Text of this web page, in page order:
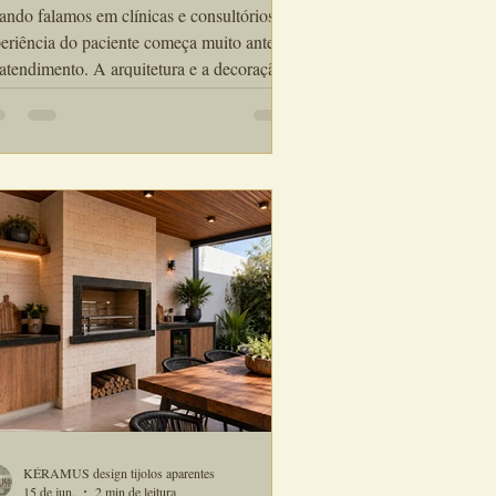
falamos em clínicas e consultórios, a
do paciente começa muito antes
A arquitetura e a decoração
diretamente a sensação de
de revestimento para clínicas e
por arquitetos e designers que
criar espaços sofisticados,
e visualmente acolhedores...
KÉRAMUS design tijolos aparentes
15 de jun.
2 min de leitura